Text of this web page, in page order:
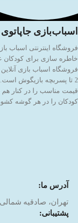
اسباب‌بازی جاپاتوی
فروشگاه اینترنتی اسباب
خاطره سازی برای کودکان
2 تا پسربچه بازیگوش
قیمت مناسب را در کنار هم
کودکان را در هر گوشه
آدرس ما:
تهران، صادقیه شمالی،
پشتیبانی: